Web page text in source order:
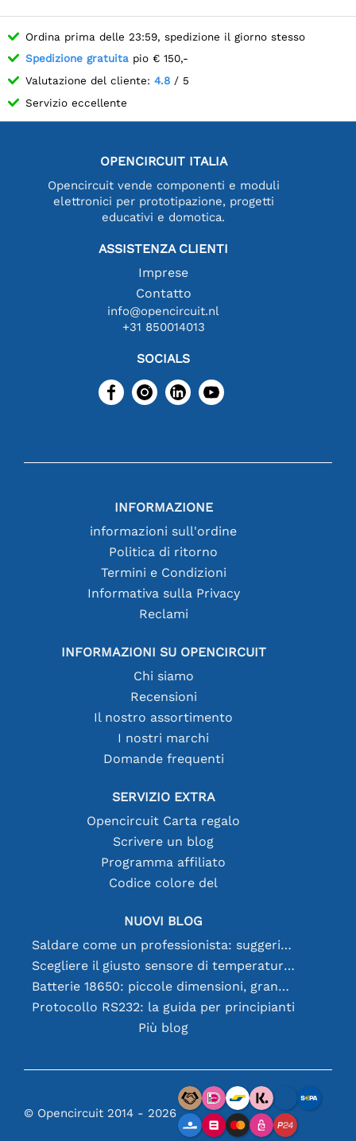
Ordina prima delle 23:59, spedizione il giorno stesso
Spedizione gratuita pio € 150,-
Valutazione del cliente: 4.8 / 5
Servizio eccellente
OPENCIRCUIT ITALIA
Opencircuit vende componenti e moduli
elettronici per prototipazione, progetti
educativi e domotica.
ASSISTENZA CLIENTI
Imprese
Contatto
info@opencircuit.nl
+31 850014013
SOCIALS
INFORMAZIONE
informazioni sull'ordine
Politica di ritorno
Termini e Condizioni
Informativa sulla Privacy
Reclami
INFORMAZIONI SU OPENCIRCUIT
Chi siamo
Recensioni
Il nostro assortimento
I nostri marchi
Domande frequenti
SERVIZIO EXTRA
Opencircuit Carta regalo
Scrivere un blog
Programma affiliato
Codice colore del
NUOVI BLOG
Saldare come un professionista: suggerimenti per connessioni elettroniche perfette
Scegliere il giusto sensore di temperatura [youtube]
Batterie 18650: piccole dimensioni, grandi prestazioni
Protocollo RS232: la guida per principianti
Più blog
© Opencircuit 2014 - 2026